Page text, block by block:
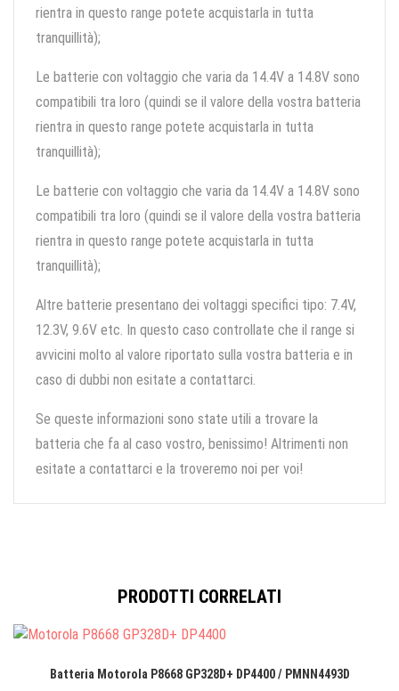
rientra in questo range potete acquistarla in tutta
tranquillità);
Le batterie con voltaggio che varia da 14.4V a 14.8V sono
compatibili tra loro (quindi se il valore della vostra batteria
rientra in questo range potete acquistarla in tutta
tranquillità);
Le batterie con voltaggio che varia da 14.4V a 14.8V sono
compatibili tra loro (quindi se il valore della vostra batteria
rientra in questo range potete acquistarla in tutta
tranquillità);
Altre batterie presentano dei voltaggi specifici tipo: 7.4V,
12.3V, 9.6V etc. In questo caso controllate che il range si
avvicini molto al valore riportato sulla vostra batteria e in
caso di dubbi non esitate a contattarci.
Se queste informazioni sono state utili a trovare la
batteria che fa al caso vostro, benissimo! Altrimenti non
esitate a contattarci e la troveremo noi per voi!
PRODOTTI CORRELATI
Batteria Motorola P8668 GP328D+ DP4400 / PMNN4493D